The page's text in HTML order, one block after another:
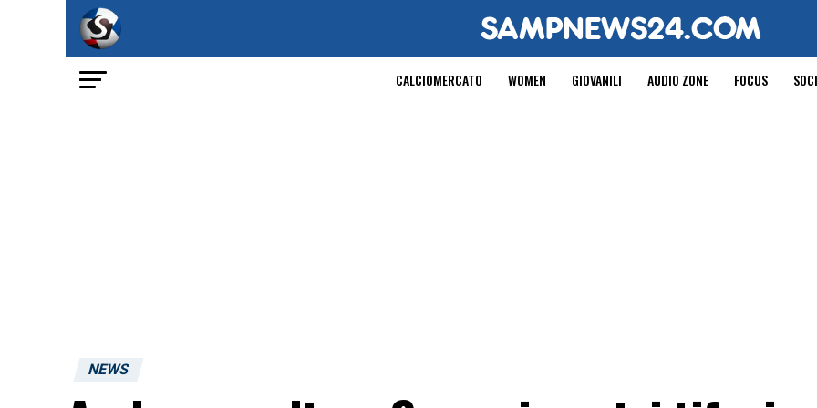
CALCIOMERCATO WOMEN GIOVANILI AUDIO ZONE FOCUS
NEWS